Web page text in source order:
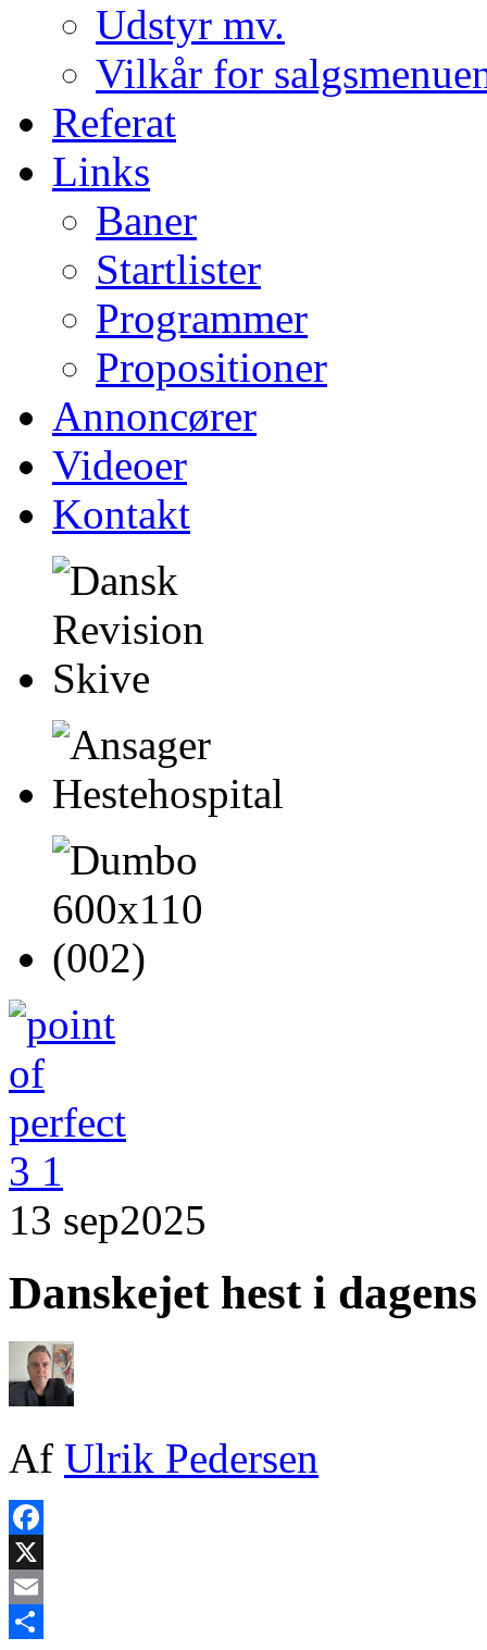
Udstyr mv.
Vilkår for
Referat
Links
Baner
Startlister
Programmer
Propositioner
Annoncører
Videoer
Kontakt
13 sep2025
Danskejet hest i
Af Ulrik Pedersen
Facebook
X
Email